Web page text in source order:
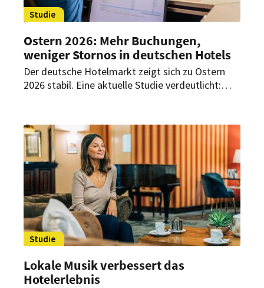
Studie
Ostern 2026: Mehr Buchungen,
weniger Stornos in deutschen Hotels
Der deutsche Hotelmarkt zeigt sich zu Ostern
2026 stabil. Eine aktuelle Studie verdeutlicht:
stornieren seltener.
Studie
Lokale Musik verbessert das
Hotelerlebnis